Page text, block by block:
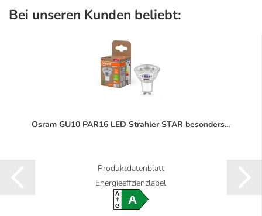
Bei unseren Kunden beliebt:
Osram GU10 PAR16 LED Strahler STAR besonders...
Produktdatenblatt
Energieeffzienzlabel
A
GA